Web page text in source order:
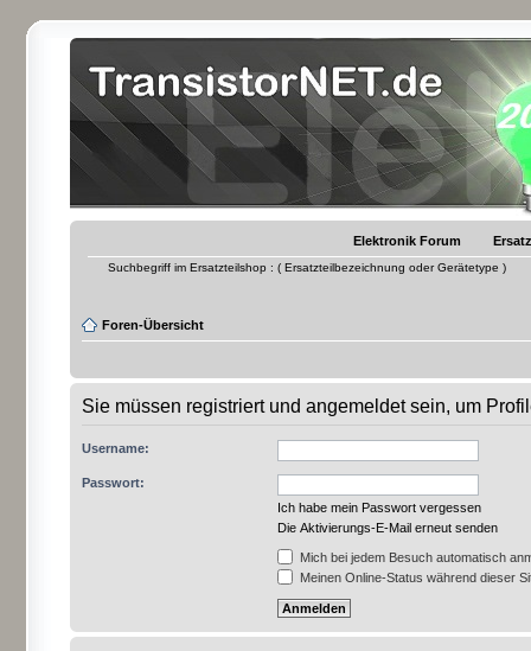
Elektronik Forum
Suchbegriff im Ersatzteilshop : ( Ersatzteilbezeichnung oder Gerätetype )
Foren-Übersicht
Sie müssen registriert und angemeldet sein, um
Username:
Passwort:
Ich habe mein Passwort vergessen
Die Aktivierungs-E-Mail erneut senden
Mich bei jedem Besuch automatisch
Meinen Online-Status während dieser